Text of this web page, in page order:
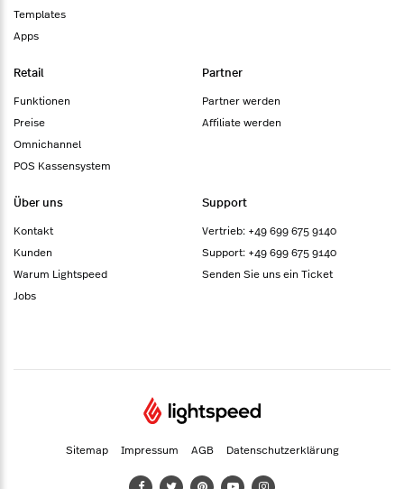
Templates
Apps
Retail
Funktionen
Preise
Omnichannel
POS Kassensystem
Partner
Partner werden
Affiliate werden
Über uns
Kontakt
Kunden
Warum Lightspeed
Jobs
Support
Vertrieb: +49 699 675 9140
Support: +49 699 675 9140
Senden Sie uns ein Ticket
Sitemap Impressum AGB Datenschutzerklärung